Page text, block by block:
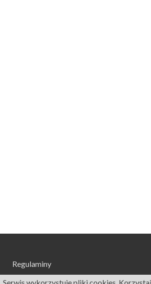
Regulaminy